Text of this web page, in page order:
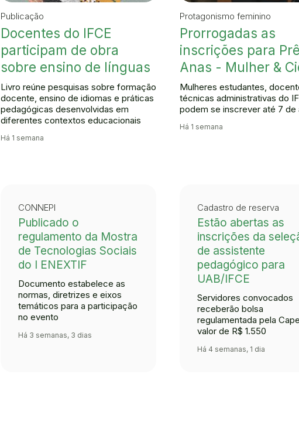
Publicação
Docentes do IFCE
participam de obra
sobre ensino de línguas
Livro reúne pesquisas sobre formação
docente, ensino de idiomas e práticas
pedagógicas desenvolvidas em
diferentes contextos educacionais
Há 1 semana
Protagonismo feminino
Prorrogadas as
inscrições para
Anas - Mulher &
Mulheres estudantes,
técnicas administrativas do
podem se inscrever até 7 de
Há 1 semana
CONNEPI
Publicado o
regulamento da Mostra
de Tecnologias Sociais
do I ENEXTIF
Documento estabelece as
normas, diretrizes e eixos
temáticos para a participação
no evento
Há 3 semanas, 3 dias
Cadastro de reserva
Estão abertas as
inscrições da
de assistente
pedagógico para
UAB/IFCE
Servidores convocados
receberão bolsa
regulamentada pela
valor de R$ 1.550
Há 4 semanas, 1 dia